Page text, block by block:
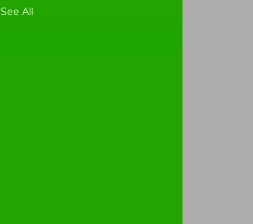
See All